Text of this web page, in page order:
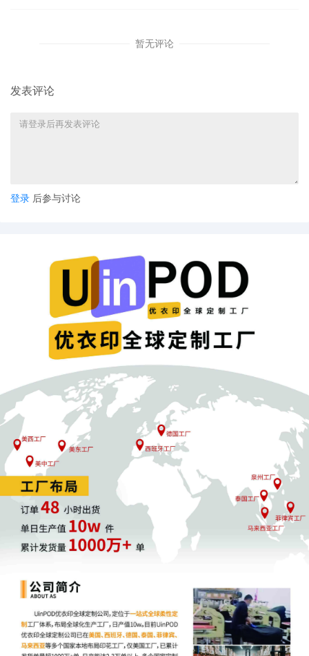
暂无评论
发表评论
登录 后参与讨论